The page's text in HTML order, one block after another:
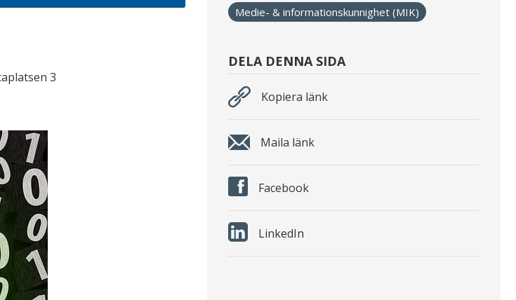
3
Medie- & informationskunnighet (MIK)
DELA DENNA SIDA
Kopiera länk
Maila länk
Facebook
LinkedIn